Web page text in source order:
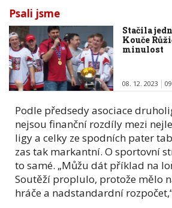
Psali jsme
Stačila
Kouče
minulost
08. 12. 2023
Podle předsedy asociace
nejsou finanční rozdíly mezi
ligy a celky ze spodních pater
zas tak markantní. O sportovní
to samé. „Můžu dát příklad na
Soutěží proplulo, protože mělo
hráče a nadstandardní